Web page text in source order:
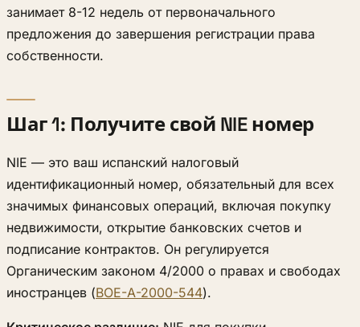
занимает 8-12 недель от первоначального
предложения до завершения регистрации права
собственности.
Шаг 1: Получите свой NIE номер
NIE — это ваш испанский налоговый
идентификационный номер, обязательный для всех
значимых финансовых операций, включая покупку
недвижимости, открытие банковских счетов и
подписание контрактов. Он регулируется
Органическим законом 4/2000 о правах и свободах
иностранцев (BOE-A-2000-544).